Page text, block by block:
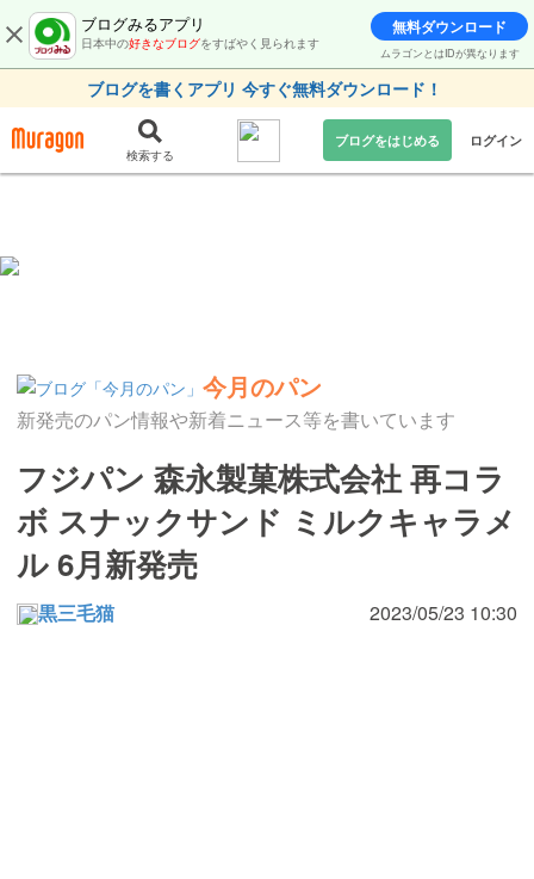
ブログみるアプリ
日本中の好きなブログをすばやく見られます
無料ダウンロード
ムラゴンとはIDが異なります
ブログを書くアプリ 今すぐ無料ダウンロード！
検索する
ブログをはじめる ログイン
今月のパン
新発売のパン情報や新着ニュース等を書いています
フジパン 森永製菓株式会社 再コラ
ボ スナックサンド ミルクキャラメ
ル 6月新発売
黒三毛猫 2023/05/23 10:30